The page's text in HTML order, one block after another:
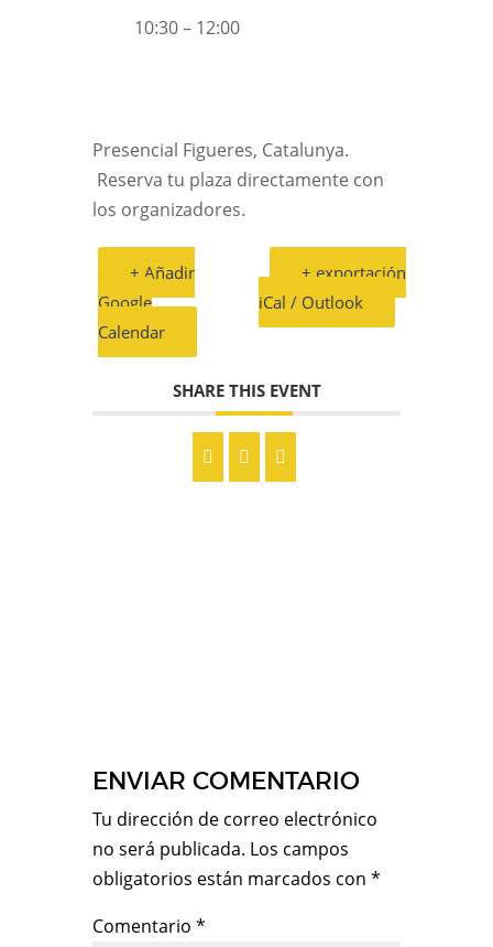
10:30 – 12:00
Presencial Figueres, Catalunya.
Reserva tu plaza directamente con
los organizadores.
+ Añadir
Google
Calendar
+ exportación
iCal / Outlook
SHARE THIS EVENT
ENVIAR COMENTARIO
Tu dirección de correo electrónico
no será publicada. Los campos
obligatorios están marcados con *
Comentario *